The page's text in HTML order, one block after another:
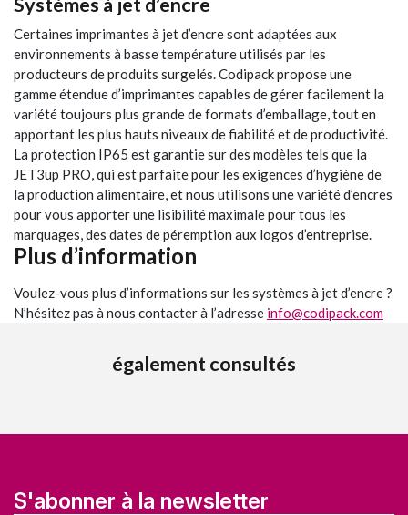
Certaines imprimantes à jet d’encre sont adaptées aux
environnements à basse température utilisés par les
producteurs de produits surgelés. Codipack propose une
gamme étendue d’imprimantes capables de gérer facilement la
variété toujours plus grande de formats d’emballage, tout en
apportant les plus hauts niveaux de fiabilité et de productivité.
La protection IP65 est garantie sur des modèles tels que la
JET3up PRO, qui est parfaite pour les exigences d’hygiène de
la production alimentaire, et nous utilisons une variété d’encres
pour vous apporter une lisibilité maximale pour tous les
marquages, des dates de péremption aux logos d’entreprise.
Plus d’information
Voulez-vous plus d’informations sur les systèmes à jet d’encre ?
N’hésitez pas à nous contacter à l’adresse info@codipack.com
également consultés
S'abonner à la newsletter